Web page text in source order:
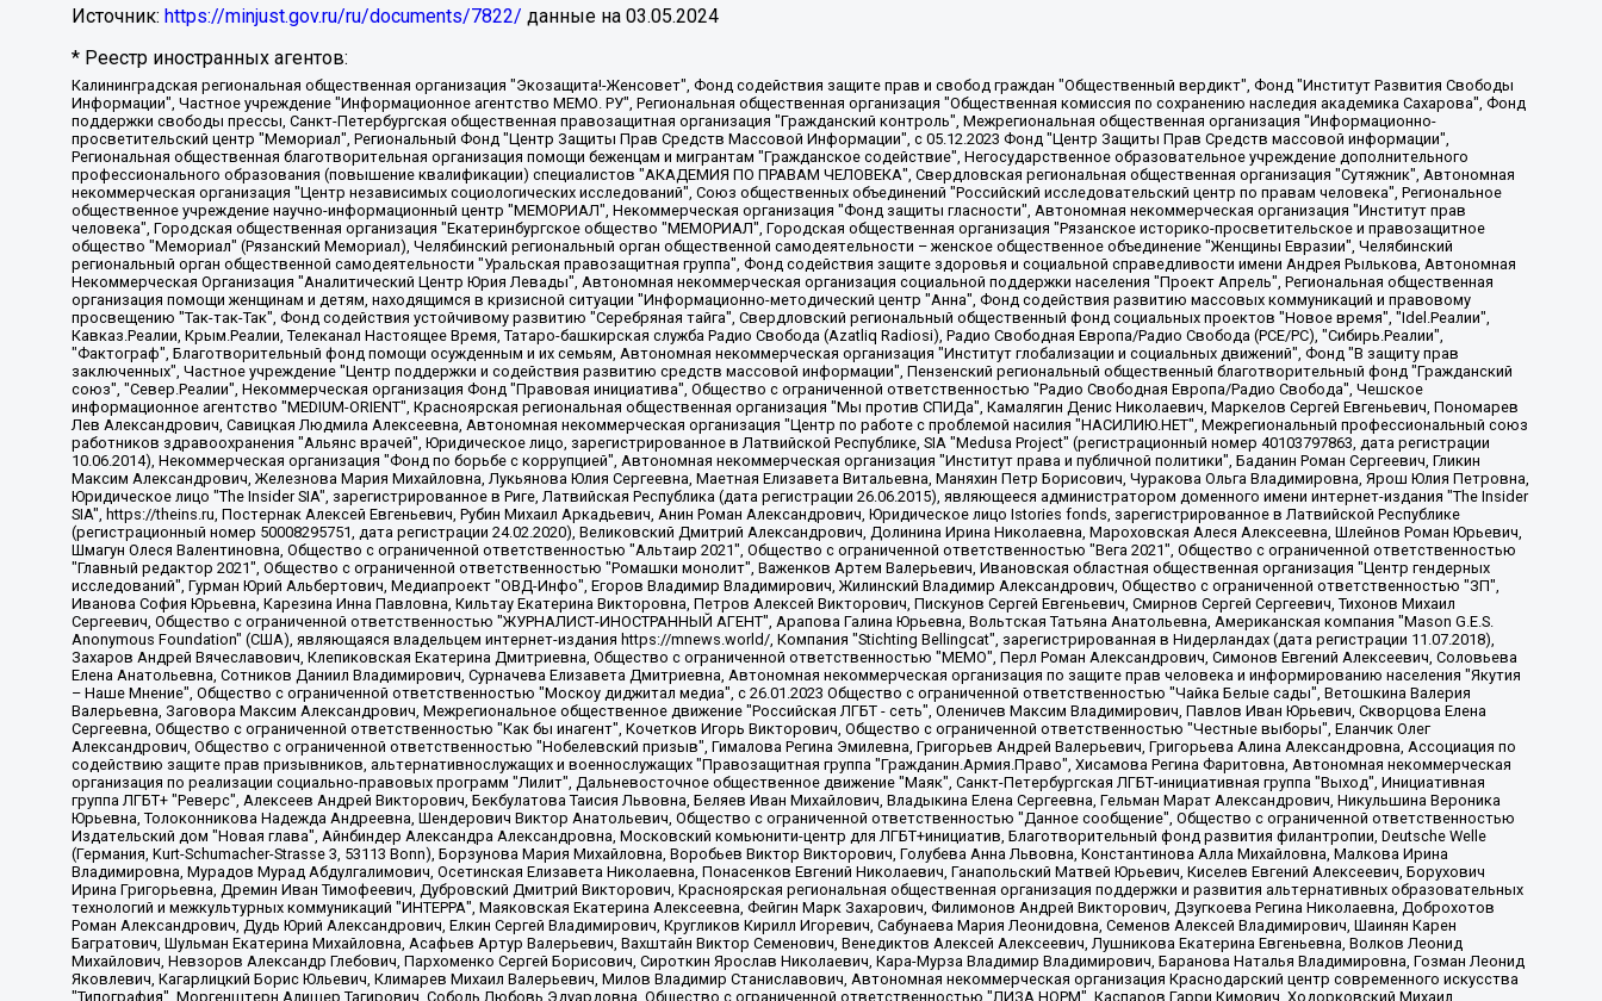
Источник: https://minjust.gov.ru/ru/documents/7822/ данные на 03.05.2024
* Реестр иностранных агентов:
Калининградская региональная общественная организация "Экозащита!-Женсовет", Фонд содействия защите прав и свобод граждан "Общественный вердикт", Фонд "Институт Развития Свободы Информации", Частное учреждение "Информационное агентство МЕМО. РУ", Региональная общественная организация "Общественная комиссия по сохранению наследия академика Сахарова", Фонд поддержки свободы прессы, Санкт-Петербургская общественная правозащитная организация "Гражданский контроль", Межрегиональная общественная организация "Информационно-просветительский центр "Мемориал", Региональный Фонд "Центр Защиты Прав Средств Массовой Информации", с 05.12.2023 Фонд "Центр Защиты Прав Средств массовой информации", Региональная общественная благотворительная организация помощи беженцам и мигрантам "Гражданское содействие", Негосударственное образовательное учреждение дополнительного профессионального образования (повышение квалификации) специалистов "АКАДЕМИЯ ПО ПРАВАМ ЧЕЛОВЕКА", Свердловская региональная общественная организация "Сутяжник", Автономная некоммерческая организация "Центр независимых социологических исследований", Союз общественных объединений "Российский исследовательский центр по правам человека", Региональное общественное учреждение научно-информационный центр "МЕМОРИАЛ", Некоммерческая организация "Фонд защиты гласности", Автономная некоммерческая организация "Институт прав человека", Городская общественная организация "Екатеринбургское общество "МЕМОРИАЛ", Городская общественная организация "Рязанское историко-просветительское и правозащитное общество "Мемориал" (Рязанский Мемориал), Челябинский региональный орган общественной самодеятельности – женское общественное объединение "Женщины Евразии", Челябинский региональный орган общественной самодеятельности "Уральская правозащитная группа", Фонд содействия защите здоровья и социальной справедливости имени Андрея Рылькова, Автономная Некоммерческая Организация "Аналитический Центр Юрия Левады", Автономная некоммерческая организация социальной поддержки населения "Проект Апрель", Региональная общественная организация помощи женщинам и детям, находящимся в кризисной ситуации "Информационно-методический центр "Анна", Фонд содействия развитию массовых коммуникаций и правовому просвещению "Так-так-Так", Фонд содействия устойчивому развитию "Серебряная тайга", Свердловский региональный общественный фонд социальных проектов "Новое время", "Idel.Реалии", Кавказ.Реалии, Крым.Реалии, Телеканал Настоящее Время, Татаро-башкирская служба Радио Свобода (Azatliq Radiosi), Радио Свободная Европа/Радио Свобода (PCE/PC), "Сибирь.Реалии", "Фактограф", Благотворительный фонд помощи осужденным и их семьям, Автономная некоммерческая организация "Институт глобализации и социальных движений", Фонд "В защиту прав заключенных", Частное учреждение "Центр поддержки и содействия развитию средств массовой информации", Пензенский региональный общественный благотворительный фонд "Гражданский союз", "Север.Реалии", Некоммерческая организация Фонд "Правовая инициатива", Общество с ограниченной ответственностью "Радио Свободная Европа/Радио Свобода", Чешское информационное агентство "MEDIUM-ORIENT", Красноярская региональная общественная организация "Мы против СПИДа", Камалягин Денис Николаевич, Маркелов Сергей Евгеньевич, Пономарев Лев Александрович, Савицкая Людмила Алексеевна, Автономная некоммерческая организация "Центр по работе с проблемой насилия "НАСИЛИЮ.НЕТ", Межрегиональный профессиональный союз работников здравоохранения "Альянс врачей", Юридическое лицо, зарегистрированное в Латвийской Республике, SIA "Medusa Project" (регистрационный номер 40103797863, дата регистрации 10.06.2014), Некоммерческая организация "Фонд по борьбе с коррупцией", Автономная некоммерческая организация "Институт права и публичной политики", Баданин Роман Сергеевич, Гликин Максим Александрович, Железнова Мария Михайловна, Лукьянова Юлия Сергеевна, Маетная Елизавета Витальевна, Маняхин Петр Борисович, Чуракова Ольга Владимировна, Ярош Юлия Петровна, Юридическое лицо "The Insider SIA", зарегистрированное в Риге, Латвийская Республика (дата регистрации 26.06.2015), являющееся администратором доменного имени интернет-издания "The Insider SIA", https://theins.ru, Постернак Алексей Евгеньевич, Рубин Михаил Аркадьевич, Анин Роман Александрович, Юридическое лицо Istories fonds, зарегистрированное в Латвийской Республике (регистрационный номер 50008295751, дата регистрации 24.02.2020), Великовский Дмитрий Александрович, Долинина Ирина Николаевна, Мароховская Алеся Алексеевна, Шлейнов Роман Юрьевич, Шмагун Олеся Валентиновна, Общество с ограниченной ответственностью "Альтаир 2021", Общество с ограниченной ответственностью "Вега 2021", Общество с ограниченной ответственностью "Главный редактор 2021", Общество с ограниченной ответственностью "Ромашки монолит", Важенков Артем Валерьевич, Ивановская областная общественная организация "Центр гендерных исследований", Гурман Юрий Альбертович, Медиапроект "ОВД-Инфо", Егоров Владимир Владимирович, Жилинский Владимир Александрович, Общество с ограниченной ответственностью "ЗП", Иванова София Юрьевна, Карезина Инна Павловна, Кильтау Екатерина Викторовна, Петров Алексей Викторович, Пискунов Сергей Евгеньевич, Смирнов Сергей Сергеевич, Тихонов Михаил Сергеевич, Общество с ограниченной ответственностью "ЖУРНАЛИСТ-ИНОСТРАННЫЙ АГЕНТ", Арапова Галина Юрьевна, Вольтская Татьяна Анатольевна, Американская компания "Mason G.E.S. Anonymous Foundation" (США), являющаяся владельцем интернет-издания https://mnews.world/, Компания "Stichting Bellingcat", зарегистрированная в Нидерландах (дата регистрации 11.07.2018), Захаров Андрей Вячеславович, Клепиковская Екатерина Дмитриевна, Общество с ограниченной ответственностью "МЕМО", Перл Роман Александрович, Симонов Евгений Алексеевич, Соловьева Елена Анатольевна, Сотников Даниил Владимирович, Сурначева Елизавета Дмитриевна, Автономная некоммерческая организация по защите прав человека и информированию населения "Якутия – Наше Мнение", Общество с ограниченной ответственностью "Москоу диджитал медиа", с 26.01.2023 Общество с ограниченной ответственностью "Чайка Белые сады", Ветошкина Валерия Валерьевна, Заговора Максим Александрович, Межрегиональное общественное движение "Российская ЛГБТ - сеть", Оленичев Максим Владимирович, Павлов Иван Юрьевич, Скворцова Елена Сергеевна, Общество с ограниченной ответственностью "Как бы инагент", Кочетков Игорь Викторович, Общество с ограниченной ответственностью "Честные выборы", Еланчик Олег Александрович, Общество с ограниченной ответственностью "Нобелевский призыв", Гималова Регина Эмилевна, Григорьев Андрей Валерьевич, Григорьева Алина Александровна, Ассоциация по содействию защите прав призывников, альтернативнослужащих и военнослужащих "Правозащитная группа "Гражданин.Армия.Право", Хисамова Регина Фаритовна, Автономная некоммерческая организация по реализации социально-правовых программ "Лилит", Дальневосточное общественное движение "Маяк", Санкт-Петербургская ЛГБТ-инициативная группа "Выход", Инициативная группа ЛГБТ+ "Реверс", Алексеев Андрей Викторович, Бекбулатова Таисия Львовна, Беляев Иван Михайлович, Владыкина Елена Сергеевна, Гельман Марат Александрович, Никульшина Вероника Юрьевна, Толоконникова Надежда Андреевна, Шендерович Виктор Анатольевич, Общество с ограниченной ответственностью "Данное сообщение", Общество с ограниченной ответственностью Издательский дом "Новая глава", Айнбиндер Александра Александровна, Московский комьюнити-центр для ЛГБТ+инициатив, Благотворительный фонд развития филантропии, Deutsche Welle (Германия, Kurt-Schumacher-Strasse 3, 53113 Bonn), Борзунова Мария Михайловна, Воробьев Виктор Викторович, Голубева Анна Львовна, Константинова Алла Михайловна, Малкова Ирина Владимировна, Мурадов Мурад Абдулгалимович, Осетинская Елизавета Николаевна, Понасенков Евгений Николаевич, Ганапольский Матвей Юрьевич, Киселев Евгений Алексеевич, Борухович Ирина Григорьевна, Дремин Иван Тимофеевич, Дубровский Дмитрий Викторович, Красноярская региональная общественная организация поддержки и развития альтернативных образовательных технологий и межкультурных коммуникаций "ИНТЕРРА", Маяковская Екатерина Алексеевна, Фейгин Марк Захарович, Филимонов Андрей Викторович, Дзугкоева Регина Николаевна, Доброхотов Роман Александрович, Дудь Юрий Александрович, Елкин Сергей Владимирович, Кругликов Кирилл Игоревич, Сабунаева Мария Леонидовна, Семенов Алексей Владимирович, Шаинян Карен Багратович, Шульман Екатерина Михайловна, Асафьев Артур Валерьевич, Вахштайн Виктор Семенович, Венедиктов Алексей Алексеевич, Лушникова Екатерина Евгеньевна, Волков Леонид Михайлович, Невзоров Александр Глебович, Пархоменко Сергей Борисович, Сироткин Ярослав Николаевич, Кара-Мурза Владимир Владимирович, Баранова Наталья Владимировна, Гозман Леонид Яковлевич, Кагарлицкий Борис Юльевич, Климарев Михаил Валерьевич, Милов Владимир Станиславович, Автономная некоммерческая организация Краснодарский центр современного искусства "Типография", Моргенштерн Алишер Тагирович, Соболь Любовь Эдуардовна, Общество с ограниченной ответственностью "ЛИЗА НОРМ", Каспаров Гарри Кимович, Ходорковский Михаил Борисович, Общество с ограниченной ответственностью "Апрельские тезисы", Данилович Ирина Брониславовна, Кашин Олег Владимирович, Петров Николай Владимирович, Пивоваров Алексей Владимирович, Соколов Михаил Владимирович, Цветкова Юлия Владимировна, Чичваркин Евгений Александрович, Комитет против пыток/Команда против пыток, Общество с ограниченной ответственностью "Первый научный", Общество с ограниченной ответственностью "Вертолет и ко", Белоцерковская Вероника Борисовна, Кац Максим Евгеньевич, Лазарева Татьяна Юрьевна, Шаведдинов Руслан Табризович, Яшин Илья Валерьевич, Общество с ограниченной ответственностью "Иноагент ААВ", Алешковский Дмитрий Петрович, Альбац Евгения Марковна, Быков Дмитрий Львович, Галямина Юлия Евгеньевна, Лойко Сергей Леонидович, Мартынов Кирилл Константинович, Медведев Сергей Александрович, Крашенинников Федор Геннадиевич, Гордеева Катерина Вл